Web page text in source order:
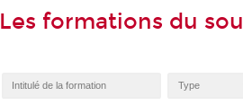
Les formations du